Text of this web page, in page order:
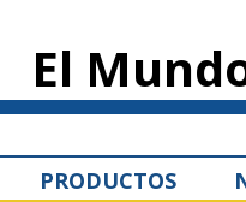
principal
El
PRODUCTOS